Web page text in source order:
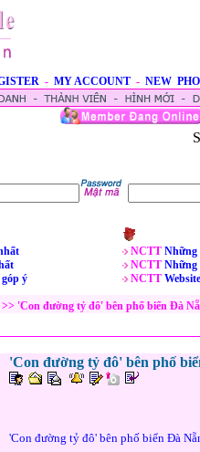
- MY ACCOUNT - NEW
ý
NCTT Những
NCTT Những
NCTT Website
>> 'Con đường tỷ đô' bên phố biển Đà
'Con đường tỷ đô' bên phố
'Con đường tỷ đô' bên phố biển Đà